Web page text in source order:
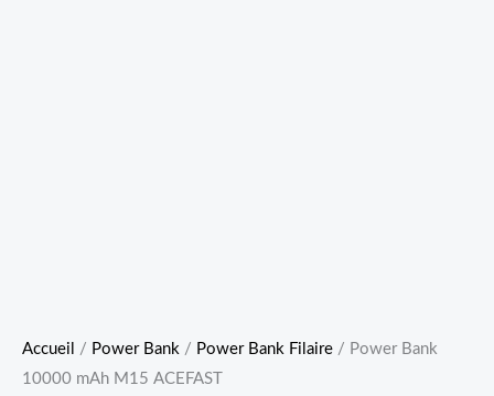
Accueil / Power Bank / Power Bank Filaire / Power Bank
10000 mAh M15 ACEFAST